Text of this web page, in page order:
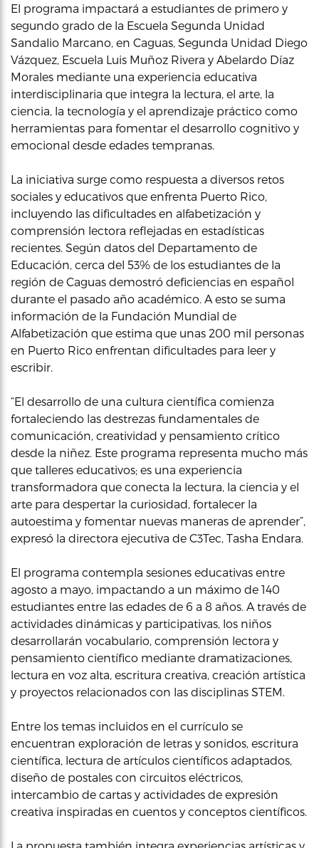
El programa impactará a estudiantes de primero y
segundo grado de la Escuela Segunda Unidad
Sandalio Marcano, en Caguas, Segunda Unidad Diego
Vázquez, Escuela Luis Muñoz Rivera y Abelardo Díaz
Morales mediante una experiencia educativa
interdisciplinaria que integra la lectura, el arte, la
ciencia, la tecnología y el aprendizaje práctico como
herramientas para fomentar el desarrollo cognitivo y
emocional desde edades tempranas.
La iniciativa surge como respuesta a diversos retos
sociales y educativos que enfrenta Puerto Rico,
incluyendo las dificultades en alfabetización y
comprensión lectora reflejadas en estadísticas
recientes. Según datos del Departamento de
Educación, cerca del 53% de los estudiantes de la
región de Caguas demostró deficiencias en español
durante el pasado año académico. A esto se suma
información de la Fundación Mundial de
Alfabetización que estima que unas 200 mil personas
en Puerto Rico enfrentan dificultades para leer y
escribir.
“El desarrollo de una cultura científica comienza
fortaleciendo las destrezas fundamentales de
comunicación, creatividad y pensamiento crítico
desde la niñez. Este programa representa mucho más
que talleres educativos; es una experiencia
transformadora que conecta la lectura, la ciencia y el
arte para despertar la curiosidad, fortalecer la
autoestima y fomentar nuevas maneras de aprender”,
expresó la directora ejecutiva de C3Tec, Tasha Endara.
El programa contempla sesiones educativas entre
agosto a mayo, impactando a un máximo de 140
estudiantes entre las edades de 6 a 8 años. A través de
actividades dinámicas y participativas, los niños
desarrollarán vocabulario, comprensión lectora y
pensamiento científico mediante dramatizaciones,
lectura en voz alta, escritura creativa, creación artística
y proyectos relacionados con las disciplinas STEM.
Entre los temas incluidos en el currículo se
encuentran exploración de letras y sonidos, escritura
científica, lectura de artículos científicos adaptados,
diseño de postales con circuitos eléctricos,
intercambio de cartas y actividades de expresión
creativa inspiradas en cuentos y conceptos científicos.
La propuesta también integra experiencias artísticas y